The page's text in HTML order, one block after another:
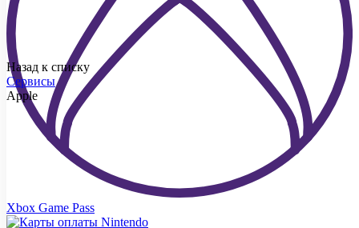
Xbox Game Pass
Назад к списку
Сервисы
Apple